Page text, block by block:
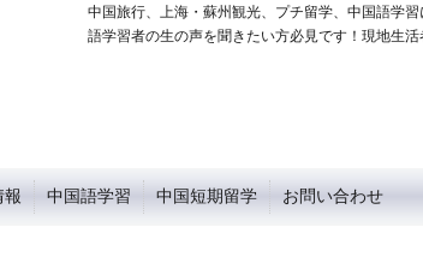
中国旅行、上海・蘇州観光、プチ留学、中国語学
語学習者の生の声を聞きたい方必見です！現地生
報 中国語学習 中国短期留学 お問い合わせ